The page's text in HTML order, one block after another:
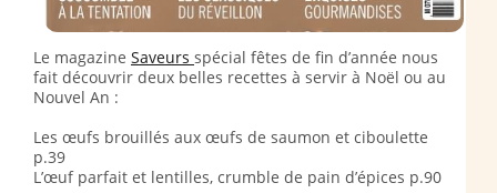
Le magazine Saveurs spécial fêtes de fin d’année nous
fait découvrir deux belles recettes à servir à Noël ou au
Nouvel An :
Les œufs brouillés aux œufs de saumon et ciboulette
p.39
L’œuf parfait et lentilles, crumble de pain d’épices p.90